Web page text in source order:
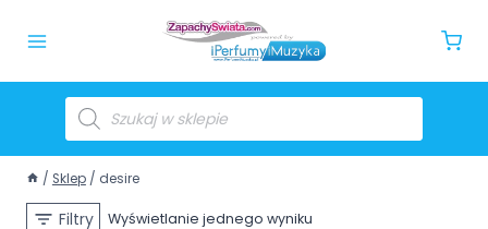
/ Sklep / desire
Filtry Wyświetlanie jednego wyniku